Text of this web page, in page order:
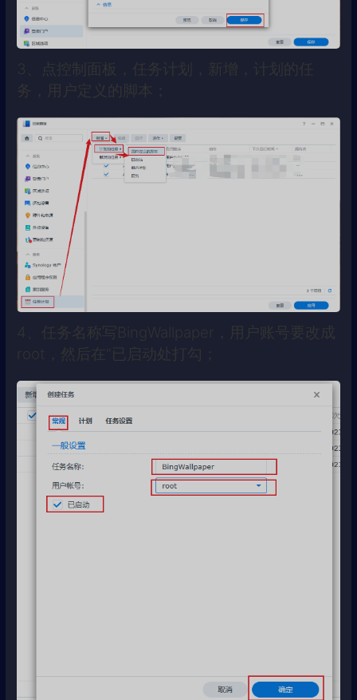
3、点控制面板，任务计划，新增，计划的任
务，用户定义的脚本；
4、任务名称写BingWallpaper，用户账号要改成
root，然后在“已启动处打勾；